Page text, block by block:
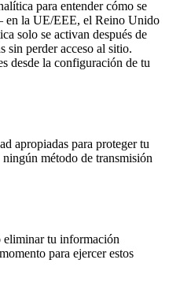
para entender cómo se
la UE/EEE, el Reino Unido
solo se activan después de
sin perder acceso al sitio.
desde la configuración de tu
apropiadas para proteger tu
método de transmisión
eliminar tu información
para ejercer estos